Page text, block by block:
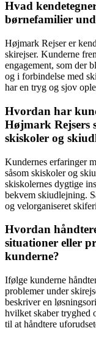
Hvad
børnefamilier
Højmark Rejser er
skirejser. Kunderne
engagement, som der
og i forbindelse med
har en tryg og sjov
Hvordan har
Højmark Rejsers
skiskoler og
Kundernes erfaringer
såsom skiskoler og
skiskolernes dygtige
bekvem skiudlejning.
og velorganiseret
Hvordan
situationer eller
kunderne?
Ifølge kunderne
problemer under
beskriver en
hvilket skaber tryghed
til at håndtere